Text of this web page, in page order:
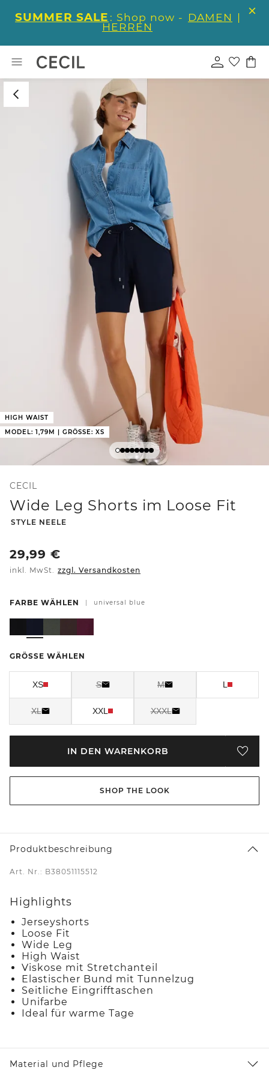
SUMMER SALE : Shop now - DAMEN |
HERREN
HIGH WAIST
MODEL: 1,79M | GRÖSSE: XS
CECIL
Wide Leg Shorts im Loose Fit
-
STYLE NEELE
29,99 €
inkl. MwSt. zzgl. Versandkosten
FARBE WÄHLEN universal blue
GRÖSSE WÄHLEN
XS S M L
XL XXL XXXL
IN DEN WARENKORB
SHOP THE LOOK
Produktbeschreibung
Art. Nr.: B38051115512
Highlights
Jerseyshorts
Loose Fit
Wide Leg
High Waist
Viskose mit Stretchanteil
Elastischer Bund mit Tunnelzug
Seitliche Eingrifftaschen
Unifarbe
Ideal für warme Tage
Material und Pflege